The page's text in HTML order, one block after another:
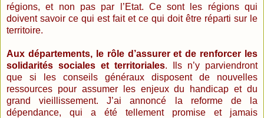
régions, et non pas par l’Etat. Ce sont les régions qui
doivent savoir ce qui est fait et ce qui doit être réparti sur le
territoire.
Aux départements, le rôle d’assurer et de renforcer les
solidarités sociales et territoriales. Ils n’y parviendront
que si les conseils généraux disposent de nouvelles
ressources pour assumer les enjeux du handicap et du
grand vieillissement. J’ai annoncé la reforme de la
dépendance, qui a été tellement promise et jamais